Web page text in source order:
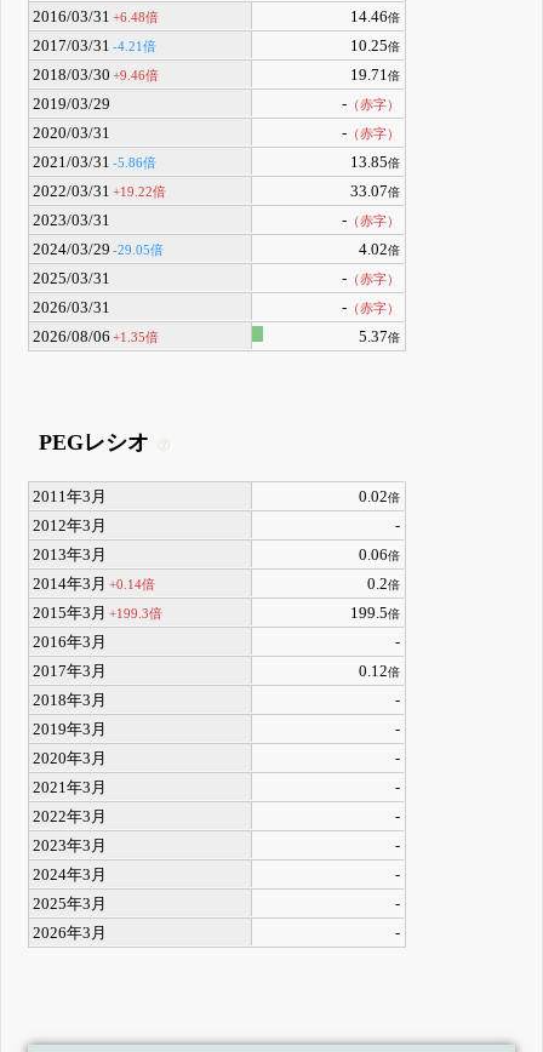
2016/03/31 +6.48倍 14.46倍
2017/03/31 -4.21倍 10.25倍
2018/03/30 +9.46倍 19.71倍
2019/03/29 - （赤字）
2020/03/31 - （赤字）
2021/03/31 -5.86倍 13.85倍
2022/03/31 +19.22倍 33.07倍
2023/03/31 - （赤字）
2024/03/29 -29.05倍 4.02倍
2025/03/31 - （赤字）
2026/03/31 - （赤字）
2026/08/06 +1.35倍 5.37倍
PEGレシオ
2011年3月 0.02倍
2012年3月
-
2013年3月
0.06倍
2014年3月 +0.14倍 0.2倍
2015年3月 +199.3倍 199.5倍
2016年3月
-
2017年3月
0.12倍
2018年3月
-
2019年3月
-
2020年3月
-
2021年3月
-
2022年3月
-
2023年3月
-
2024年3月
-
2025年3月
-
2026年3月
-